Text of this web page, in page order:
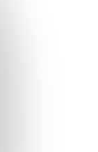
ΠΟΡΤΑ ΣΟΥ ΣΕ